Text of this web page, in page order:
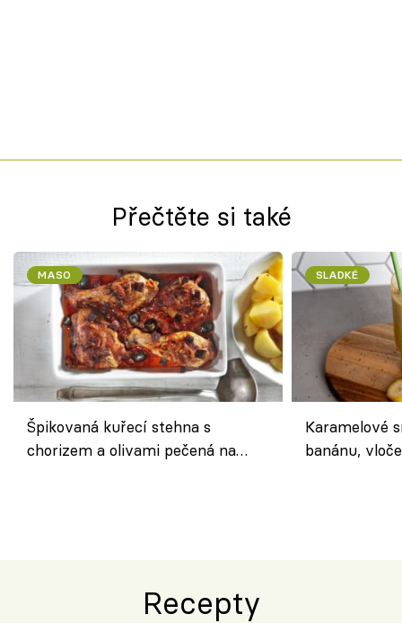
Přečtěte si také
MASO
Špikovaná kuřecí stehna s
chorizem a olivami pečená na
SLADKÉ
Karamelové
banánu,
Recepty